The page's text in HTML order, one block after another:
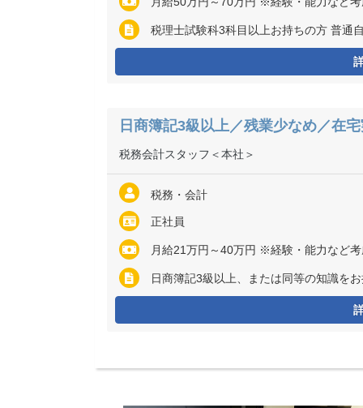
税理士試験科3科目以上お持ちの方 普通
日商簿記3級以上／残業少なめ／在
税務会計スタッフ＜本社＞
税務・会計
正社員
月給21万円～40万円 ※経験・能力など考慮の上、決定いたし
日商簿記3級以上、または同等の知識を